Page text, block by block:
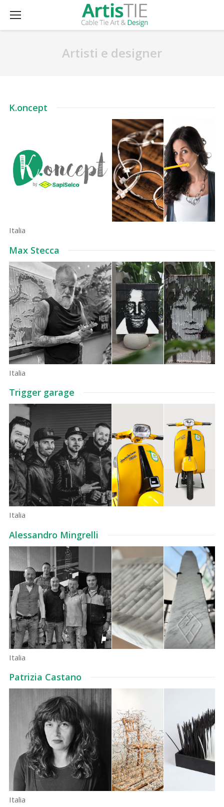
Artisti e designer
K.oncept
Italia
Max Stecca
Italia
Trigger garage
Italia
Alessandro Mingrelli
Italia
Patrizia Castano
Italia